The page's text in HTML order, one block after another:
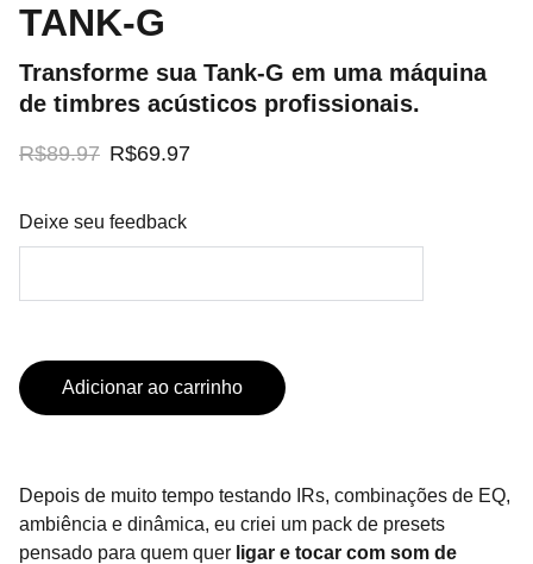
TANK-G
Transforme sua Tank-G em uma máquina
de timbres acústicos profissionais.
R$89.97 R$69.97
Deixe seu feedback
Adicionar ao carrinho
Depois de muito tempo testando IRs, combinações de EQ,
ambiência e dinâmica, eu criei um pack de presets
pensado para quem quer ligar e tocar com som de